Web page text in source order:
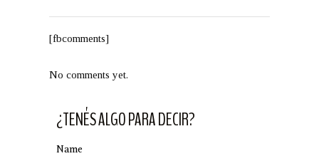
[fbcomments]
No comments yet.
¿TENÉS ALGO PARA DECIR?
Name